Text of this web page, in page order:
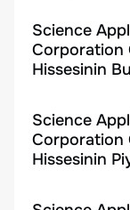
Science
Corporation
Hissesinin
Science
Corporation
Hissesinin